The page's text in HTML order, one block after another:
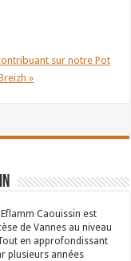
sur notre Pot
»
Caouissin est
de Vannes au niveau
en approfondissant
plusieurs années